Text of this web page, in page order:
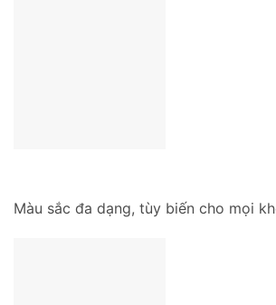
Màu sắc đa dạng, tùy biến cho mọi